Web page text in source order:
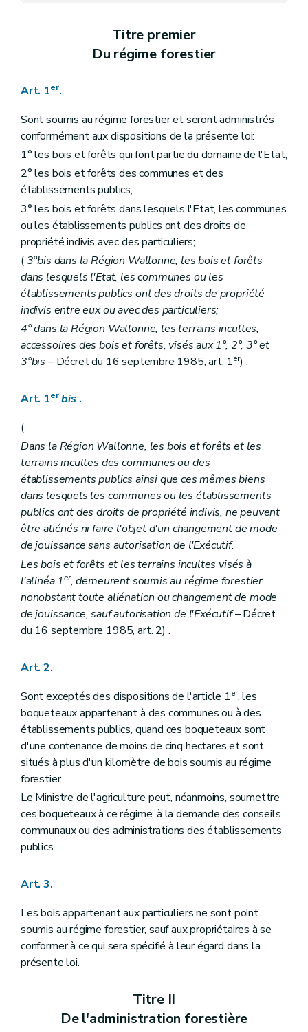
Art. 22
Art. 23
Art. 24
Art. 25
Art. 26
Art. 27
Art. 28
Art. 29
Titre IV Aménagements
Art. 31
Art. 32
Art. 33
Art. 34
Art. 35
Titre V Des adjudications de coupes
Section 1 Dispositions générales
Art. 36
Art. 37
Art. 38
Art. 39
Art. 42
Art. 45
Art. 46
Section 3 Dispositions particulières aux bois des communes et des établissements publics
Art. 47
Art. 48
Art. 49
Art. 50
Titre VI Des exploitations
Section 1 Dispositions générales
Art. 51
Art. 52
Art. 53
Art. 54
Art. 55
Art. 56
Art. 61
Art. 62
Art. 63
Art. 64
Art. 65
Art. 66
Art. 67
Section 2 Dispositions applicables aux bois des communes seulement
Art. 69
Titre VII Réarpentages et recolements
Art. 71
Art. 73
Art. 75
Art. 76
Art. 77
Art. 78
Titre VIII
Art. 82
Art. 83
Titre premier
Du régime forestier
Art. 1er.
Sont soumis au régime forestier et seront administrés
conformément aux dispositions de la présente loi:
1° les bois et forêts qui font partie du domaine de l'Etat;
2° les bois et forêts des communes et des
établissements publics;
3° les bois et forêts dans lesquels l'Etat, les communes
ou les établissements publics ont des droits de
propriété indivis avec des particuliers;
(3°bis dans la Région Wallonne, les bois et forêts
dans lesquels l'Etat, les communes ou les
établissements publics ont des droits de propriété
indivis entre eux ou avec des particuliers;
4° dans la Région Wallonne, les terrains incultes,
accessoires des bois et forêts, visés aux 1°, 2°, 3° et
3°bis – Décret du 16 septembre 1985, art. 1er) .
Art. 1er bis.
(
Dans la Région Wallonne, les bois et forêts et les
terrains incultes des communes ou des
établissements publics ainsi que ces mêmes biens
dans lesquels les communes ou les établissements
publics ont des droits de propriété indivis, ne peuvent
être aliénés ni faire l'objet d'un changement de mode
de jouissance sans autorisation de l'Exécutif.
Les bois et forêts et les terrains incultes visés à
l'alinéa 1er, demeurent soumis au régime forestier
nonobstant toute aliénation ou changement de mode
de jouissance, sauf autorisation de l'Exécutif– Décret
du 16 septembre 1985, art. 2) .
Art. 2.
Sont exceptés des dispositions de l'article 1er, les
boqueteaux appartenant à des communes ou à des
établissements publics, quand ces boqueteaux sont
d'une contenance de moins de cinq hectares et sont
situés à plus d'un kilomètre de bois soumis au régime
forestier.
Le Ministre de l'agriculture peut, néanmoins, soumettre
ces boqueteaux à ce régime, à la demande des conseils
communaux ou des administrations des établissements
publics.
Art. 3.
Les bois appartenant aux particuliers ne sont point
soumis au régime forestier, sauf aux propriétaires à se
conformer à ce qui sera spécifié à leur égard dans la
présente loi.
Titre II
De l'administration forestière